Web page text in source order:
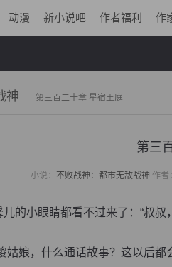
动漫 新小说吧 作者福利 作
神 第三百二十章 星宿王庭
第三
小说： 不败战神：都市无敌战神 作者
小眼睛都看不过来了：“叔叔
娘，什么通话故事？这以后都